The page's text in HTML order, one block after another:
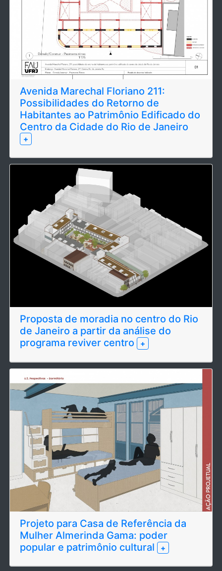
Avenida Marechal Floriano 211:
Possibilidades do Retorno de
Habitantes ao Patrimônio Edificado do
Centro da Cidade do Rio de Janeiro
+
Proposta de moradia no centro do Rio
de Janeiro a partir da análise do
programa reviver centro
+
Projeto para Casa de Referência da
Mulher Almerinda Gama: poder
popular e patrimônio cultural
+